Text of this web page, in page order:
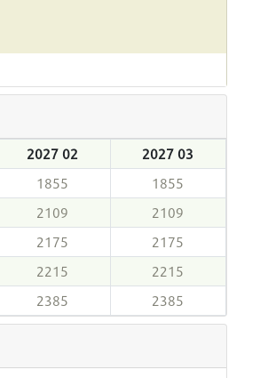
2027 02
2027 03
1855
1855
2109
2109
2175
2175
2215
2215
2385 2385